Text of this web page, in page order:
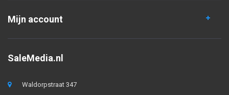
Mijn account
SaleMedia.nl
Waldorpstraat 347